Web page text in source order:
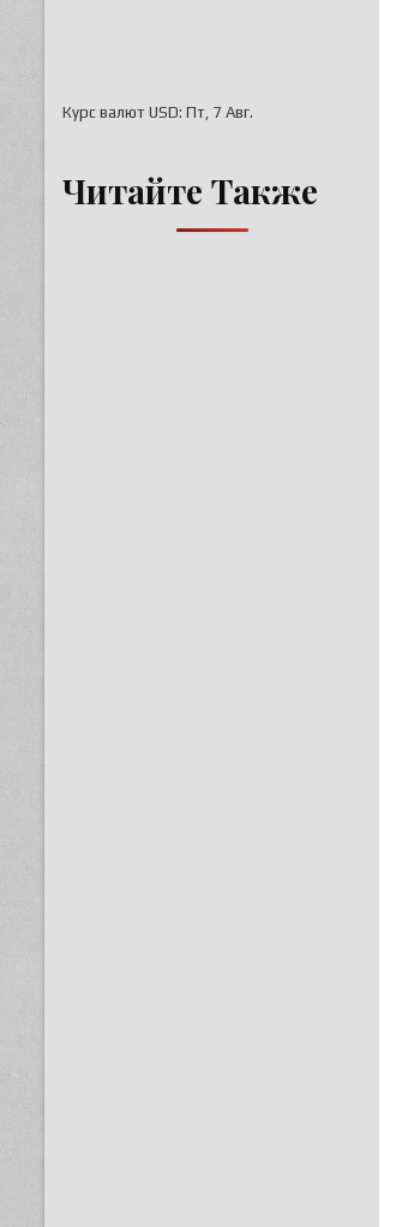
Курс валют USD: Пт, 7 Авг.
Читайте Также